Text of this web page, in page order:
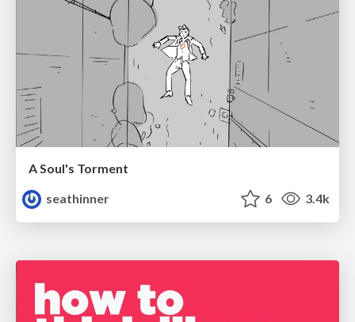
A Soul's Torment
seathinner
6 3.4k